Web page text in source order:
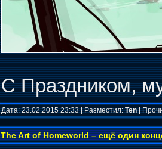
С Праздником,
Дата: 23.02.2015 23:33 | Разместил:Ten|
The Art of Homeworld – ещё один